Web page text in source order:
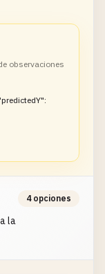
observaciones
la
4 opciones